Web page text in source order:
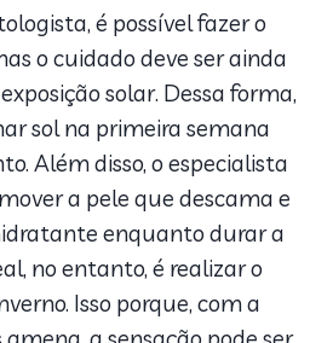
é possível fazer o
o cuidado deve ser ainda
solar. Dessa forma,
sol na primeira semana
Além disso, o especialista
a pele que descama e
enquanto durar a
no entanto, é realizar o
Isso porque, com a